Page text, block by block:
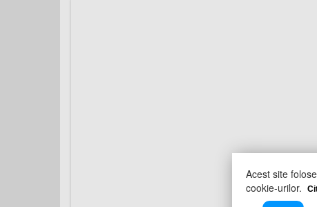
Acest site
cookie-urilor.